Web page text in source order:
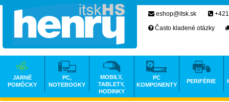
eshop@itsk.sk
Často kladené otázky
JARNÉ
POMÔCKY
PC,
NOTEBOOKY
MOBILY,
TABLETY,
HODINKY
PC
KOMPONENTY
PERIFÉRIE